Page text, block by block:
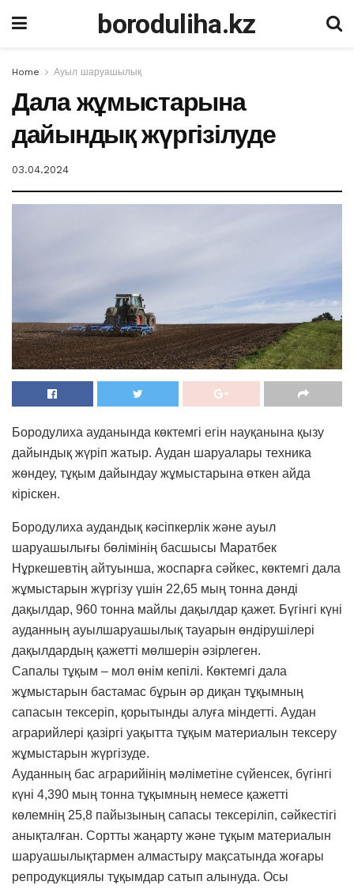
boroduliha.kz
Home Ауыл шаруашылық
Дала жұмыстарына
дайындық жүргізілуде
03.04.2024
Бородулиха ауданында көктемгі егін науқанына қызу
дайындық жүріп жатыр. Аудан шаруалары техника
жөндеу, тұқым дайындау жұмыстарына өткен айда
кіріскен.
Бородулиха аудандық кәсіпкерлік және ауыл
шаруашылығы бөлімінің басшысы Маратбек
Нұркешевтің айтуынша, жоспарға сәйкес, көктемгі дала
жұмыстарын жүргізу үшін 22,65 мың тонна дәнді
дақылдар, 960 тонна майлы дақылдар қажет. Бүгінгі күні
ауданның ауылшаруашылық тауарын өндірушілері
дақылдардың қажетті мөлшерін әзірлеген.
Сапалы тұқым – мол өнім кепілі. Көктемгі дала
жұмыстарын бастамас бұрын әр диқан тұқымның
сапасын тексеріп, қорытынды алуға міндетті. Аудан
аграрийлері қазіргі уақытта тұқым материалын тексеру
жұмыстарын жүргізуде.
Ауданның бас аграрийінің мәліметіне сүйенсек, бүгінгі
күні 4,390 мың тонна тұқымның немесе қажетті
көлемнің 25,8 пайызының сапасы тексеріліп, сәйкестігі
анықталған. Сортты жаңарту және тұқым материалын
шаруашылықтармен алмастыру мақсатында жоғары
репродукциялы тұқымдар сатып алынуда. Осы